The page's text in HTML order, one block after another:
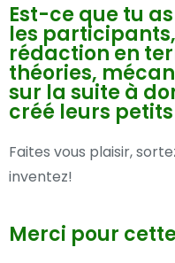
Est-ce que tu
les
rédaction en
théories,
sur la suite à
créé leurs
Faites vous plaisir,
inventez!
Merci pour